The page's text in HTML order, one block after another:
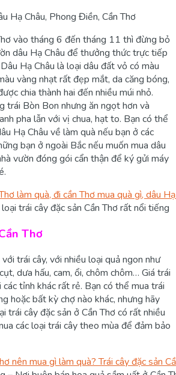
Hạ Châu, Phong Điền, Cần Thơ
vào tháng 6 đến tháng 11 thì đừng bỏ
dâu Hạ Châu để thưởng thức trực tiếp
Hạ Châu là loại dâu đất vỏ có màu
vàng nhạt rất đẹp mắt, da căng bóng,
chia thành hai đến nhiều múi nhỏ.
trái Bòn Bon nhưng ăn ngọt hơn và
pha lẫn với vị chua, hạt to. Bạn có thể
Hạ Châu về làm quà nếu bạn ở các
bạn ở ngoài Bắc nếu muốn mua dâu
vườn đóng gói cẩn thận để ký gửi máy
trái cây đặc sản Cần Thơ rất nổi tiếng
Thơ
trái cây, với nhiều loại quả ngon như
dưa hấu, cam, ổi, chôm chôm… Giá trái
tỉnh khác rất rẻ. Bạn có thể mua trái
hoặc bất kỳ chợ nào khác, nhưng hãy
trái cây đặc sản ở Cần Thơ có rất nhiều
các loại trái cây theo mùa để đảm bảo